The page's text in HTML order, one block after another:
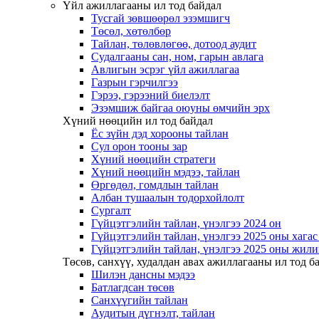
Үйл ажиллагааны ил тод байдал
Тусгай зөвшөөрөл эзэмшигч
Төсөл, хөтөлбөр
Тайлан, төлөвлөгөө, дотоод аудит
Судалгааны сан, ном, гарын авлага
Авлигын эсрэг үйл ажиллагаа
Газрын гэрчилгээ
Гэрээ, гэрээний биелэлт
Эзэмшиж байгаа оюуны өмчийн эрх
Хүний нөөцийн ил тод байдал
Ёс зүйн дэд хорооны тайлан
Сул орон тооны зар
Хүний нөөцийн стратеги
Хүний нөөцийн мэдээ, тайлан
Өргөдөл, гомдлын тайлан
Албан тушаалын тодорхойлолт
Сургалт
Гүйцэтгэлийн тайлан, үнэлгээ 2024 он
Гүйцэтгэлийн тайлан, үнэлгээ 2025 оны
Гүйцэтгэлийн тайлан, үнэлгээ 2025 оны
Төсөв, санхүү, худалдан авах ажиллагааны ил тод
Шилэн дансны мэдээ
Батлагдсан төсөв
Санхүүгийн тайлан
Аудитын дүгнэлт, тайлан